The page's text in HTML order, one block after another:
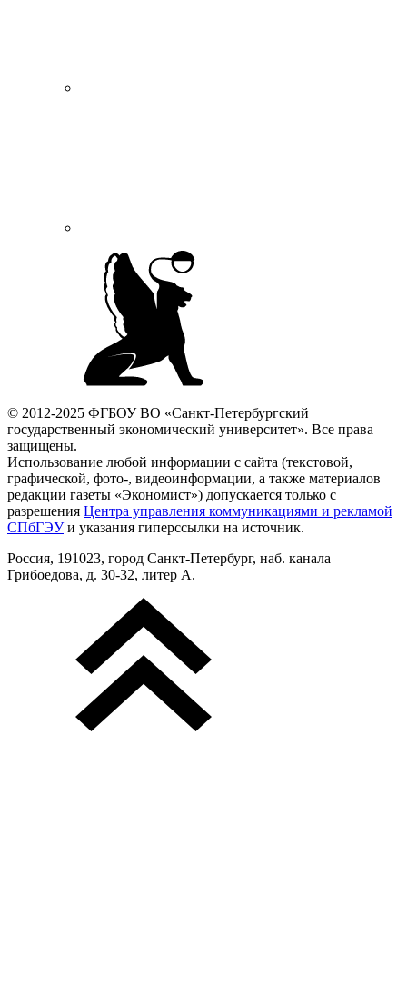
© 2012-2025 ФГБОУ ВО «Санкт-Петербургский
государственный экономический университет». Все права
защищены.
Использование любой информации с сайта (текстовой,
графической, фото-, видеоинформации, а также материалов
редакции газеты «Экономист») допускается только с
разрешения Центра управления коммуникациями и рекламой
СПбГЭУи указания гиперссылки на источник.
Россия, 191023, город Санкт-Петербург, наб. канала
Грибоедова, д. 30-32, литер А.